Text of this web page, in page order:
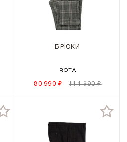
БРЮКИ
ROTA
80 990 ₽ 114 990 ₽